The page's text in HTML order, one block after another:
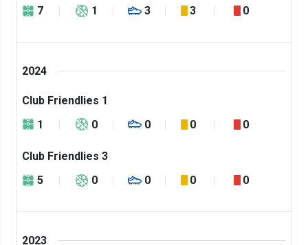
7
1 3 3 0
2024
Club Friendlies 1
1
0 0 0 0
Club Friendlies 3
5
0 0 0 0
2023